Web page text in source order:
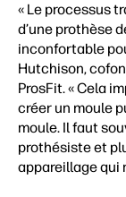
« Le processus
d’une prothèse
inconfortable
Hutchison,
ProsFit. « Cela
créer un moule
moule. Il faut
prothésiste et
appareillage qui